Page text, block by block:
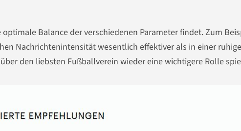
Balance der verschiedenen Parameter findet. Zum
Nachrichtenintensität wesentlich effektiver als in einer
den liebsten Fußballverein wieder eine wichtigere Rolle